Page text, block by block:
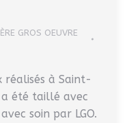
GROS OEUVRE
réalisés à Saint-
été taillé avec
soin par LGO.